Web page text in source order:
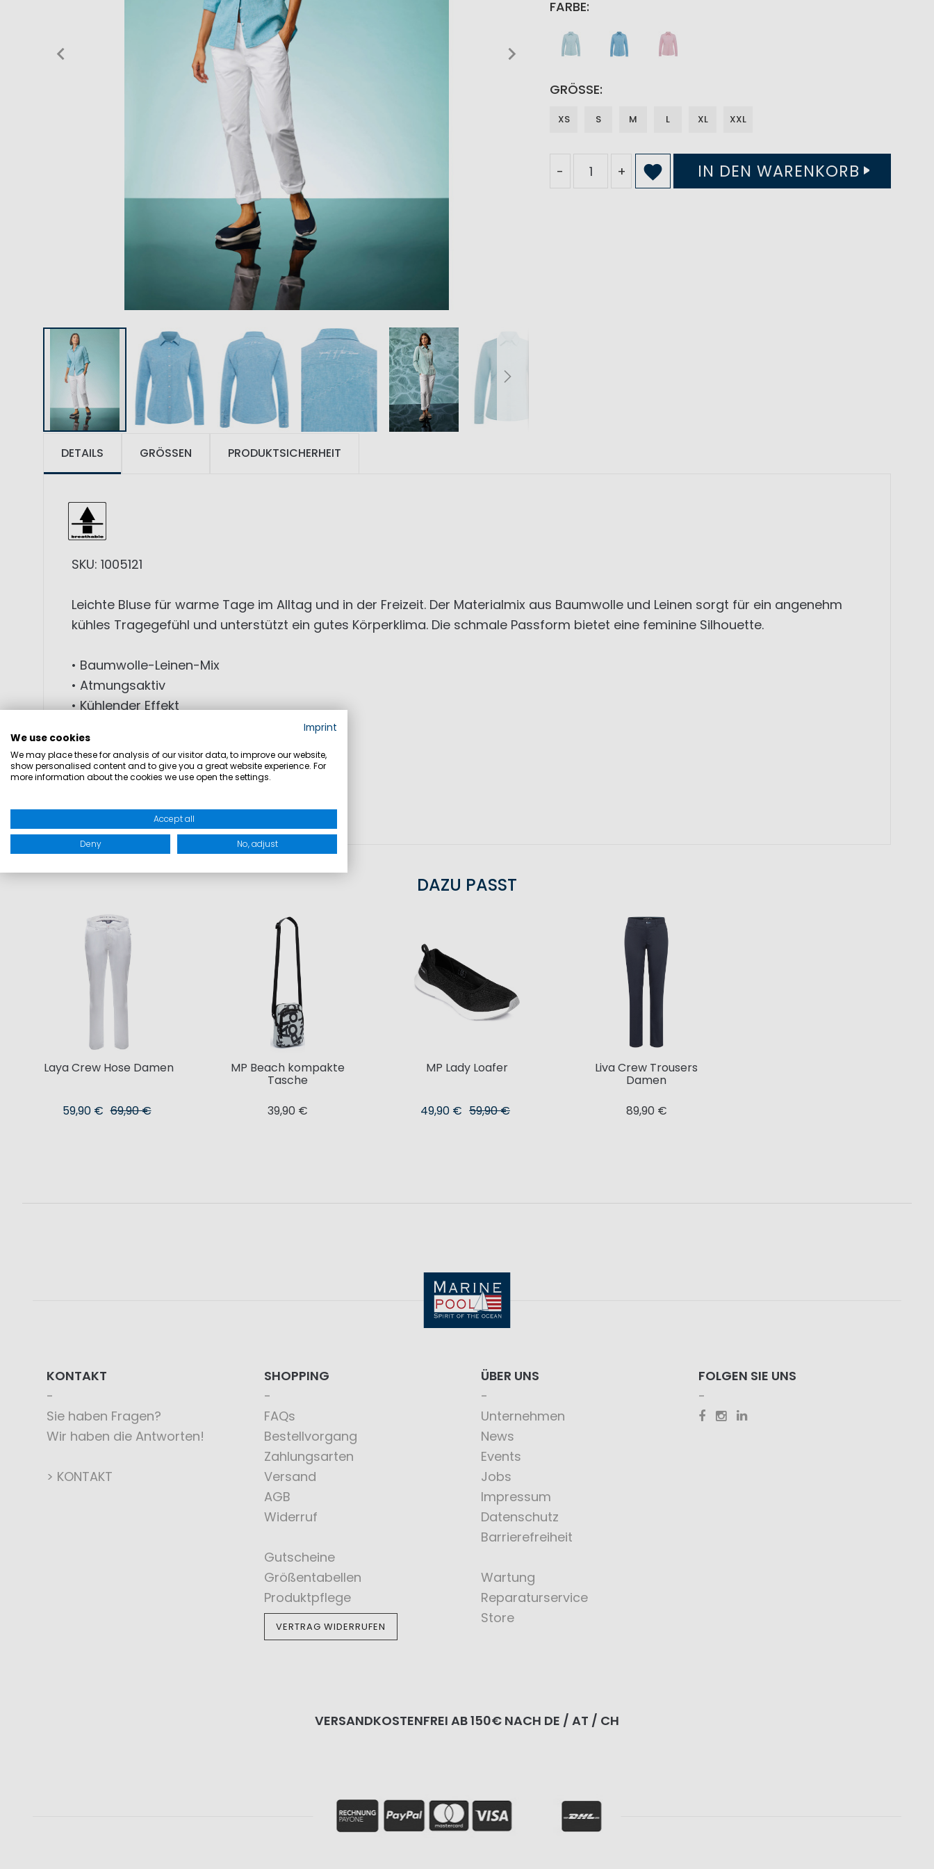
FARBE
GRÖSSE
XS S M L XL XXL
- + IN DEN WARENKORB
DETAILS
SKU: 1005121
Leichte Bluse für warme Tage im Alltag und in der Freizeit. Der Materialmix aus Baumwolle und Leinen sorgt für ein angenehm
kühles Tragegefühl und unterstützt ein gutes Körperklima. Die schmale Passform bietet eine feminine Silhouette.
• Baumwolle-Leinen-Mix
• Atmungsaktiv
• Kühlender Effekt
• Slim-Fit Passform
• Angenehmer Tragekomfort
MATERIAL: 70% Baumwolle; 30% Leinen
GRÖSSEN PRODUKTSICHERHEIT
DAZU PASST
Laya Crew Hose Damen
59,90 € 69,90 €
MP Beach kompakte
Tasche
39,90 €
MP Lady Loafer
49,90 € 59,90 €
Liva Crew Trousers
Damen
89,90 €
KONTAKT
Sie haben Fragen?
Wir haben die Antworten!
> KONTAKT
SHOPPING
FAQs
Bestellvorgang
Zahlungsarten
Versand
AGB
Widerruf
Gutscheine
Größentabellen
Produktpflege
VERTRAG WIDERRUFEN
ÜBER UNS
Unternehmen
News
Events
Jobs
Impressum
Datenschutz
Barrierefreiheit
Wartung
Reparaturservice
Store
FOLGEN SIE UNS
VERSANDKOSTENFREI AB 150€ NACH DE / AT / CH
Imprint
We use cookies
We may place these for analysis of our visitor data, to improve our website,
show personalised content and to give you a great website experience. For
more information about the cookies we use open the settings.
Accept all
Deny No, adjust